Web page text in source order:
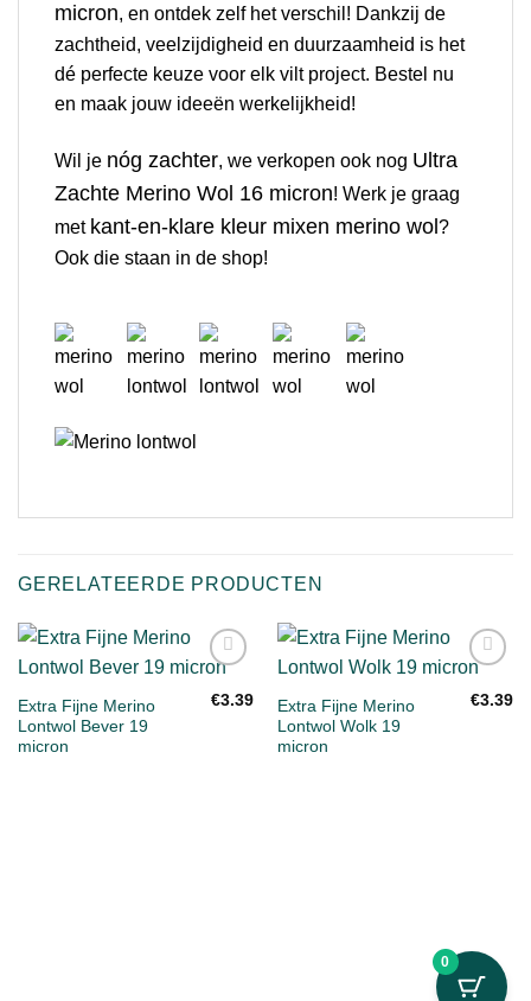
micron, en ontdek zelf het verschil! Dankzij de
zachtheid, veelzijdigheid en duurzaamheid is het
dé perfecte keuze voor elk vilt project. Bestel nu
en maak jouw ideeën werkelijkheid!
Wil je nóg zachter, we verkopen ook nog Ultra
Zachte Merino Wol 16 micron! Werk je graag
met kant-en-klare kleur mixen merino wol ?
Ook die staan in de shop!
GERELATEERDE PRODUCTEN
aan
Extra Fijne Merino
Lontwol Bever 19
micron
€3.39
aan
Extra Fijne Merino
Lontwol Wolk 19
micron
€3.39
0